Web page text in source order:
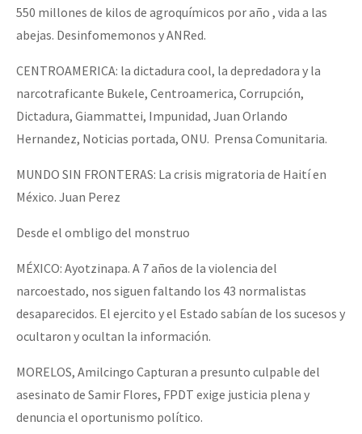
550 millones de kilos de agroquímicos por año , vida a las
abejas. Desinfomemonos y ANRed.
CENTROAMERICA: la dictadura cool, la depredadora y la
narcotraficante Bukele, Centroamerica, Corrupción,
Dictadura, Giammattei, Impunidad, Juan Orlando
Hernandez, Noticias portada, ONU. Prensa Comunitaria.
MUNDO SIN FRONTERAS: La crisis migratoria de Haití en
México. Juan Perez
Desde el ombligo del monstruo
MÉXICO: Ayotzinapa. A 7 años de la violencia del
narcoestado, nos siguen faltando los 43 normalistas
desaparecidos. El ejercito y el Estado sabían de los sucesos y
ocultaron y ocultan la información.
MORELOS, Amilcingo Capturan a presunto culpable del
asesinato de Samir Flores, FPDT exige justicia plena y
denuncia el oportunismo político.